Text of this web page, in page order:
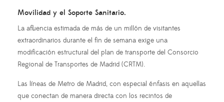
Movilidad y el Soporte Sanitario.
La afluencia estimada de más de un millón de visitantes
extraordinarios durante el fin de semana exige una
modificación estructural del plan de transporte del Consorcio
Regional de Transportes de Madrid (CRTM).
Las líneas de Metro de Madrid, con especial énfasis en aquellas
que conectan de manera directa con los recintos de